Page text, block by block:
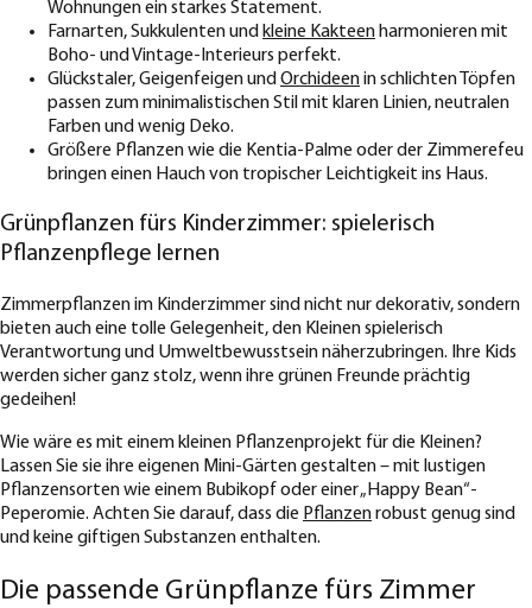
Wohnungen ein starkes Statement.
Farnarten, Sukkulenten und kleine Kakteen harmonieren mit
Boho- und Vintage-Interieurs perfekt.
Glückstaler, Geigenfeigen und Orchideenin schlichten Töpfen
passen zum minimalistischen Stil mit klaren Linien, neutralen
Farben und wenig Deko.
Größere Pflanzen wie die Kentia-Palme oder der Zimmerefeu
bringen einen Hauch von tropischer Leichtigkeit ins Haus.
Grünpflanzen fürs Kinderzimmer: spielerisch
Pflanzenpflege lernen
Zimmerpflanzen im Kinderzimmer sind nicht nur dekorativ, sondern
bieten auch eine tolle Gelegenheit, den Kleinen spielerisch
Verantwortung und Umweltbewusstsein näherzubringen. Ihre Kids
werden sicher ganz stolz, wenn ihre grünen Freunde prächtig
gedeihen!
Wie wäre es mit einem kleinen Pflanzenprojekt für die Kleinen?
Lassen Sie sie ihre eigenen Mini-Gärten gestalten – mit lustigen
Pflanzensorten wie einem Bubikopf oder einer „Happy Bean“-
Peperomie. Achten Sie darauf, dass die Pflanzenrobust genug sind
und keine giftigen Substanzen enthalten.
Die passende Grünpflanze fürs Zimmer